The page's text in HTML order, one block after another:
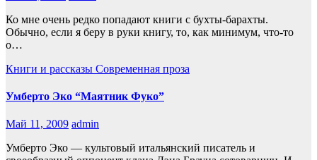
Ко мне очень редко попадают книги с бухты-барахты.
Обычно, если я беру в руки книгу, то, как минимум, что-то
о…
Книги и рассказы Современная проза
Умберто Эко “Маятник Фуко”
Май 11, 2009 admin
Умберто Эко — культовый итальянский писатель и